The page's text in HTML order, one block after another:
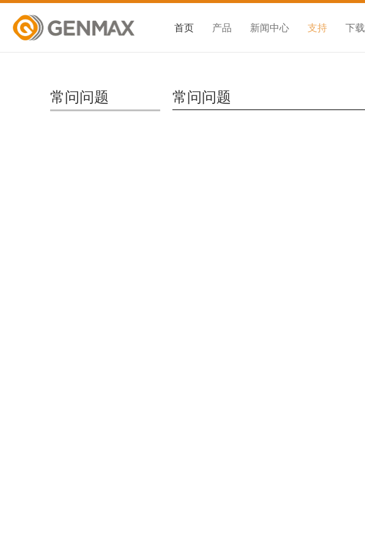
首页 产品 新闻中心 支持 下载
常问问题 常问问题